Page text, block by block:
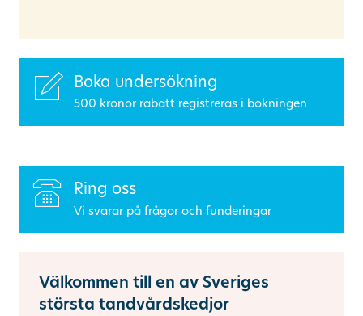
Boka undersökning
500 kronor rabatt registreras i bokningen
Ring oss
Vi svarar på frågor och funderingar
Välkommen till en av Sveriges
största tandvårdskedjor